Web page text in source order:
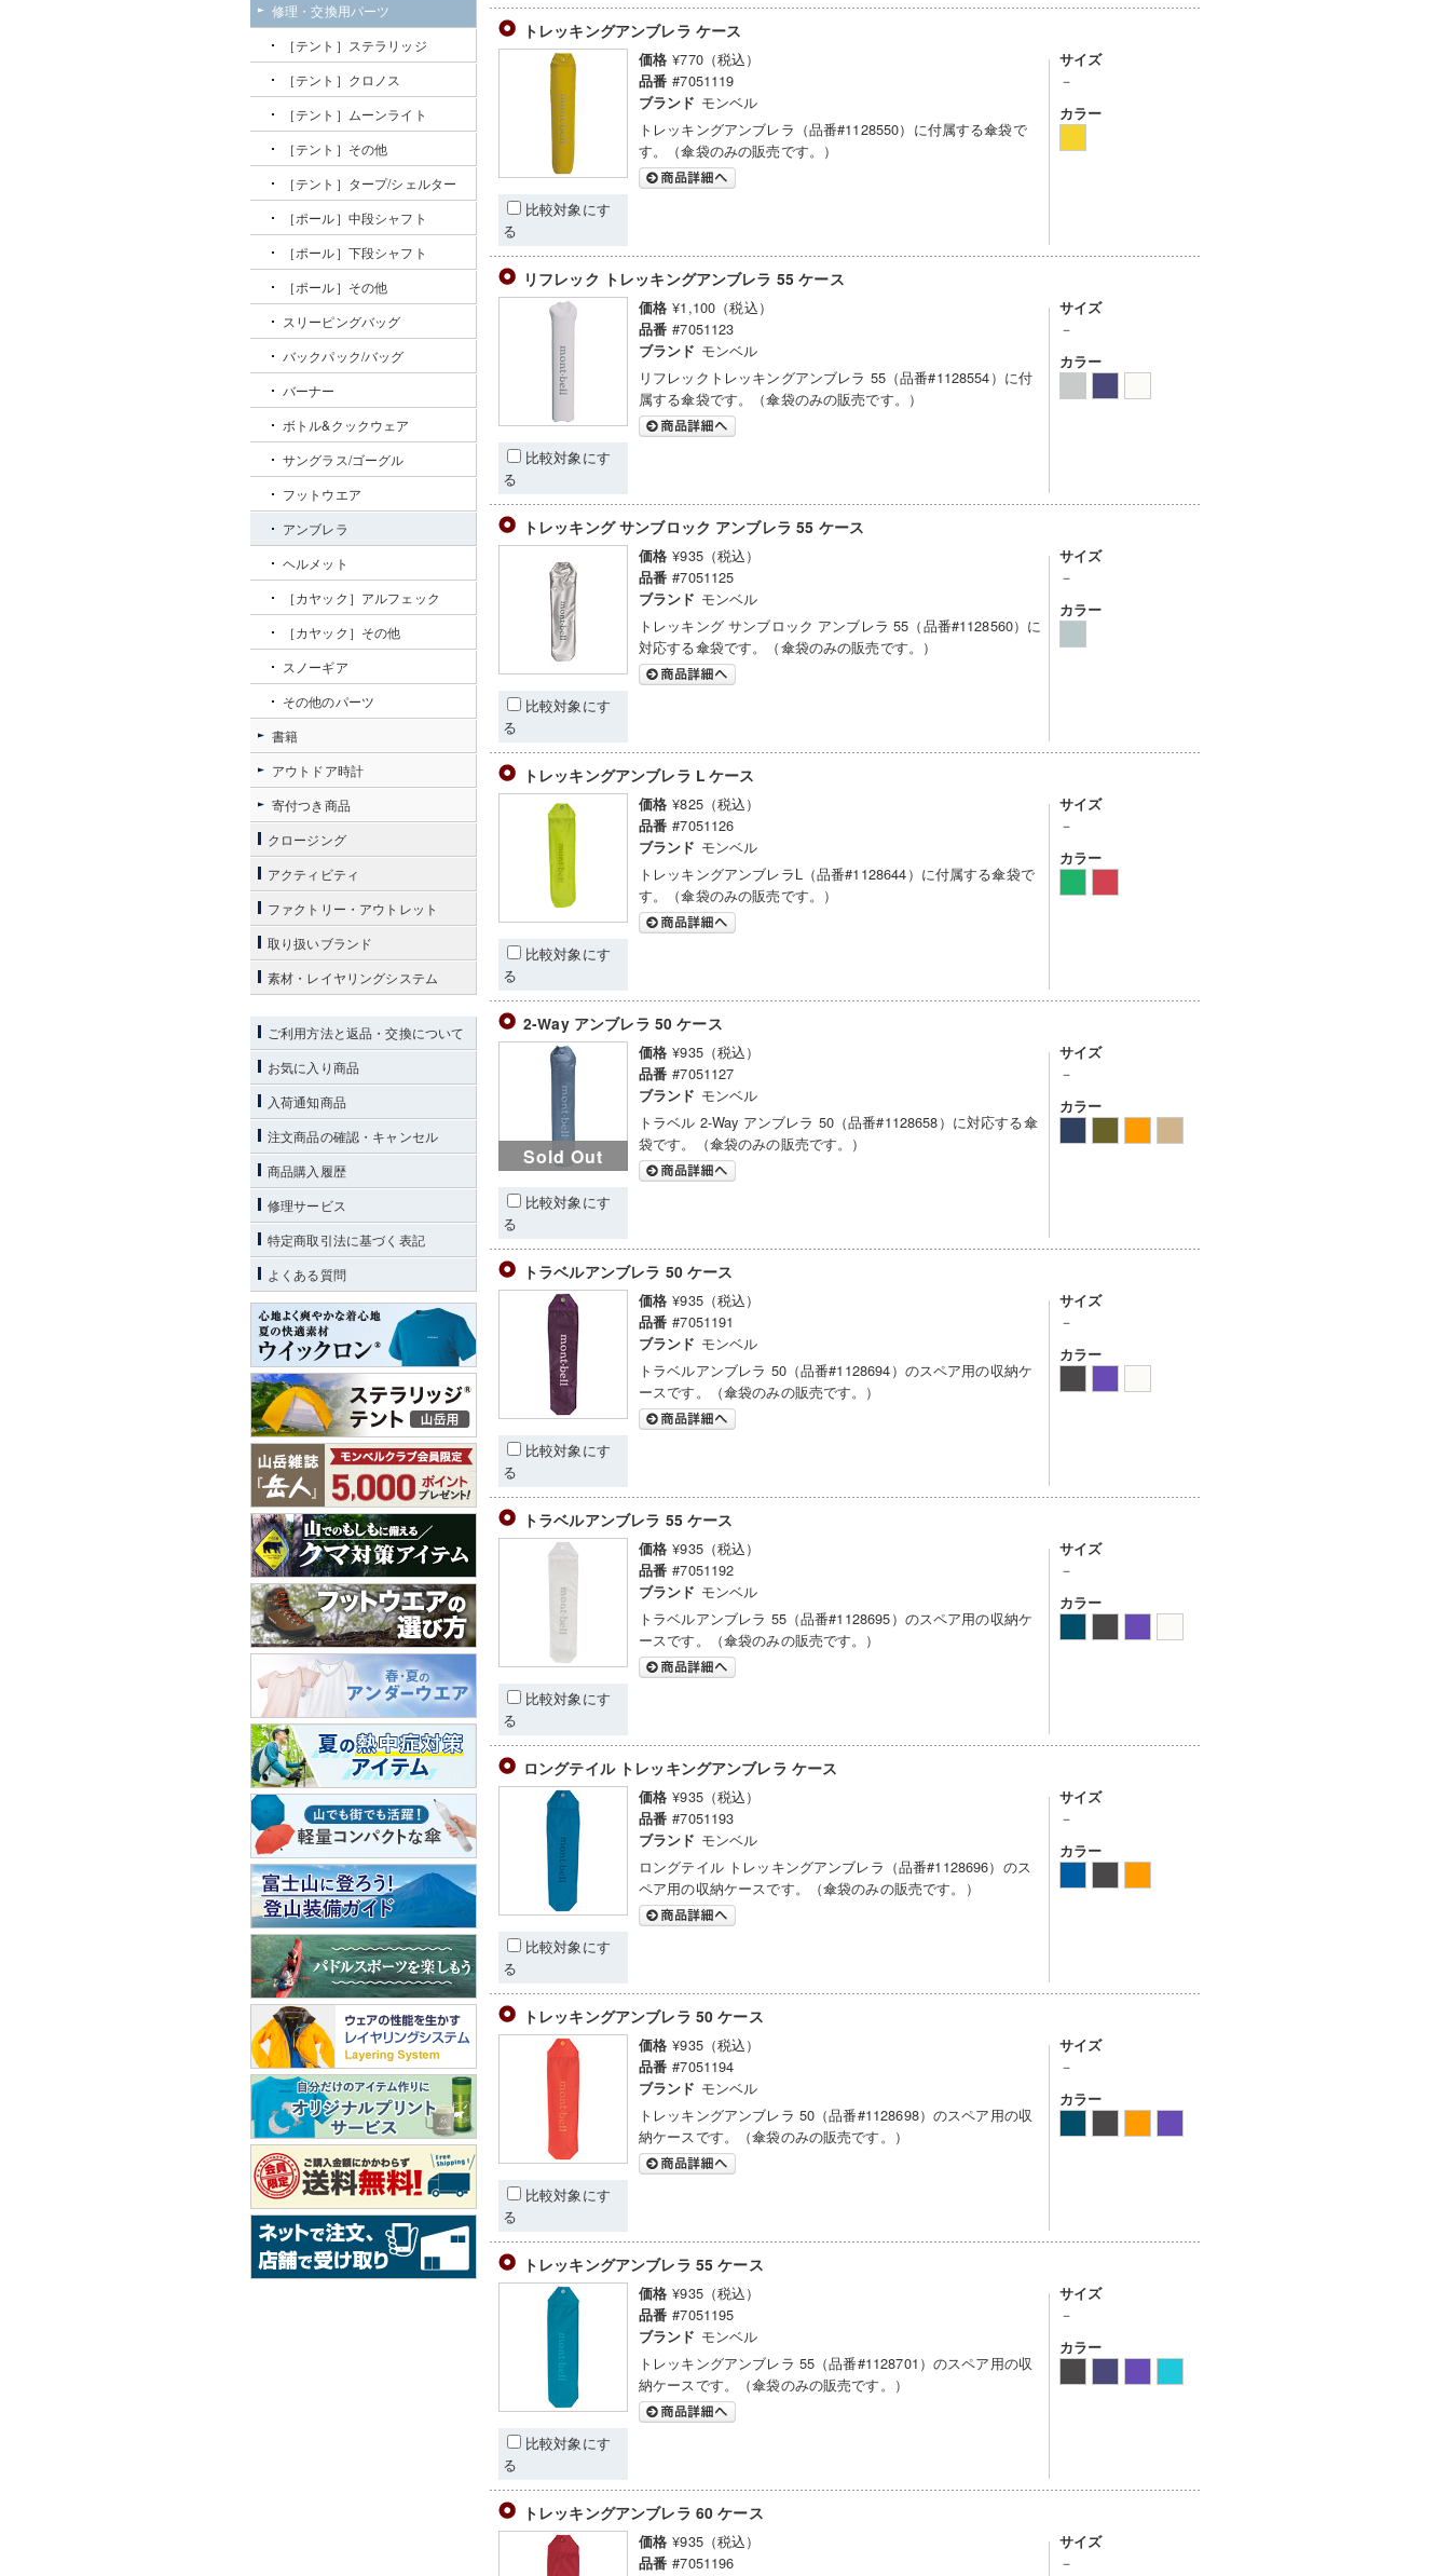
トレッキングアンブレラ ケース
比較対象にす
る
価格 ¥770（税込）
品番 #7051119
ブランド モンベル
トレッキングアンブレラ（品番#1128550）に付属する傘袋で
す。（傘袋のみの販売です。）
サイズ
－
カラー
リフレック トレッキングアンブレラ 55 ケース
比較対象にす
る
価格 ¥1,100（税込）
品番 #7051123
ブランド モンベル
リフレックトレッキングアンブレラ 55（品番#1128554）に付
属する傘袋です。（傘袋のみの販売です。）
サイズ
－
カラー
トレッキング サンブロック アンブレラ 55 ケース
比較対象にす
る
価格 ¥935（税込）
品番 #7051125
ブランド モンベル
トレッキング サンブロック アンブレラ 55（品番#1128560）に
対応する傘袋です。（傘袋のみの販売です。）
サイズ
－
カラー
トレッキングアンブレラ L ケース
比較対象にす
る
価格 ¥825（税込）
品番 #7051126
ブランド モンベル
トレッキングアンブレラL（品番#1128644）に付属する傘袋で
す。（傘袋のみの販売です。）
サイズ
－
カラー
2-Way アンブレラ 50 ケース
Sold Out
比較対象にす
る
価格 ¥935（税込）
品番 #7051127
ブランド モンベル
トラベル 2-Way アンブレラ 50（品番#1128658）に対応する傘
袋です。（傘袋のみの販売です。）
サイズ
－
カラー
トラベルアンブレラ 50 ケース
比較対象にす
る
価格 ¥935（税込）
品番 #7051191
ブランド モンベル
トラベルアンブレラ 50（品番#1128694）のスペア用の収納ケ
ースです。（傘袋のみの販売です。）
サイズ
－
カラー
トラベルアンブレラ 55 ケース
比較対象にす
る
価格 ¥935（税込）
品番 #7051192
ブランド モンベル
トラベルアンブレラ 55（品番#1128695）のスペア用の収納ケ
ースです。（傘袋のみの販売です。）
サイズ
－
カラー
ロングテイル トレッキングアンブレラ ケース
比較対象にす
る
価格 ¥935（税込）
品番 #7051193
ブランド モンベル
ロングテイル トレッキングアンブレラ（品番#1128696）のス
ペア用の収納ケースです。（傘袋のみの販売です。）
サイズ
－
カラー
トレッキングアンブレラ 50 ケース
比較対象にす
る
価格 ¥935（税込）
品番 #7051194
ブランド モンベル
トレッキングアンブレラ 50（品番#1128698）のスペア用の収
納ケースです。（傘袋のみの販売です。）
サイズ
－
カラー
トレッキングアンブレラ 55 ケース
比較対象にす
る
価格 ¥935（税込）
品番 #7051195
ブランド モンベル
トレッキングアンブレラ 55（品番#1128701）のスペア用の収
納ケースです。（傘袋のみの販売です。）
サイズ
－
カラー
トレッキングアンブレラ 60 ケース
価格 ¥935（税込）
品番 #7051196
サイズ
－
修理・交換用パーツ
［テント］ステラリッジ
［テント］クロノス
［テント］ムーンライト
［テント］その他
［テント］タープ/シェルター
［ポール］中段シャフト
［ポール］下段シャフト
［ポール］その他
スリーピングバッグ
バックパック/バッグ
バーナー
ボトル&クックウェア
サングラス/ゴーグル
フットウエア
アンブレラ
ヘルメット
［カヤック］アルフェック
［カヤック］その他
スノーギア
その他のパーツ
書籍
アウトドア時計
寄付つき商品
クロージング
アクティビティ
ファクトリー・アウトレット
取り扱いブランド
素材・レイヤリングシステム
ご利用方法と返品・交換について
お気に入り商品
入荷通知商品
注文商品の確認・キャンセル
商品購入履歴
修理サービス
特定商取引法に基づく表記
よくある質問